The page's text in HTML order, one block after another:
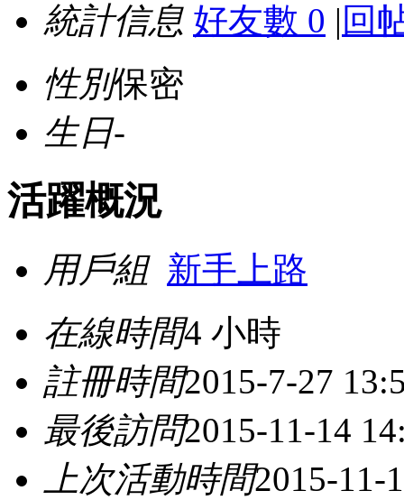
統計信息 好友數 0 | 回
性別保密
生日-
活躍概況
用戶組 新手上路
在線時間4 小時
註冊時間2015-7-27
最後訪問2015-11-14
上次活動時間2015-11-